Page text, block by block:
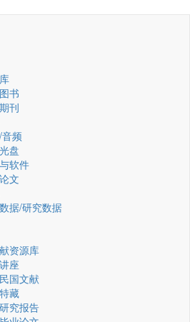
书
刊
频
盘
软件
文
据/研究数据
资源库
座
国文献
藏
究报告